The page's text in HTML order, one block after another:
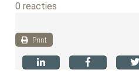
0 reacties
Print